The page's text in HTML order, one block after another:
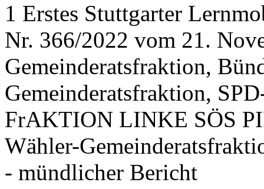
1 Erstes Stuttgarter
Nr. 366/2022 vom 21.
Gemeinderatsfraktion,
Gemeinderatsfraktion,
FrAKTION LINKE SÖS
Wähler-
- mündlicher Bericht